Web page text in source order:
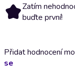
Zatím
buďte první!
Přidat hodnocení
se